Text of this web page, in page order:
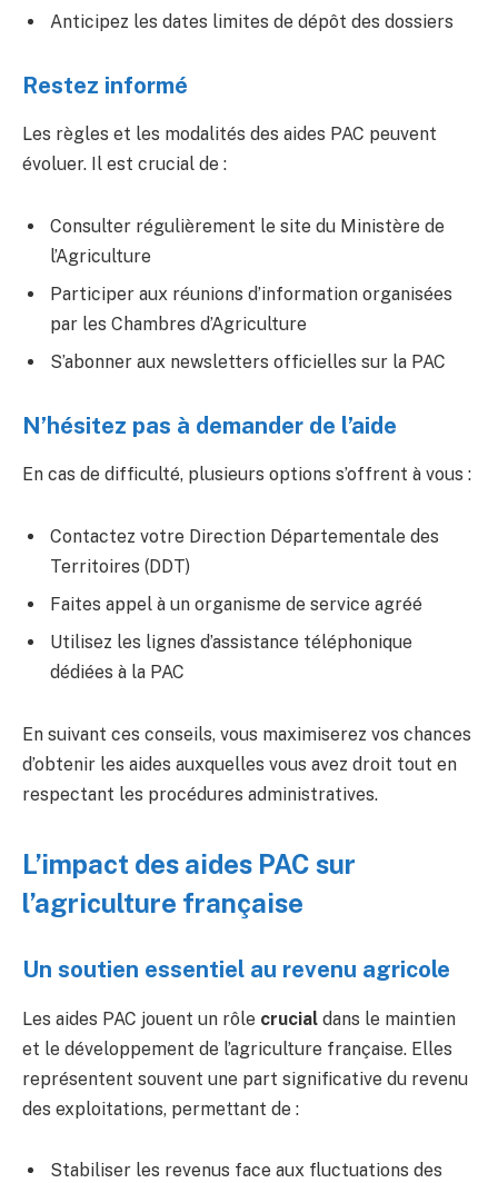
Anticipez les dates limites de dépôt des dossiers
Restez informé
Les règles et les modalités des aides PAC peuvent
évoluer. Il est crucial de :
Consulter régulièrement le site du Ministère de
l’Agriculture
Participer aux réunions d’information organisées
par les Chambres d’Agriculture
S’abonner aux newsletters officielles sur la PAC
N’hésitez pas à demander de l’aide
En cas de difficulté, plusieurs options s’offrent à vous :
Contactez votre Direction Départementale des
Territoires (DDT)
Faites appel à un organisme de service agréé
Utilisez les lignes d’assistance téléphonique
dédiées à la PAC
En suivant ces conseils, vous maximiserez vos chances
d’obtenir les aides auxquelles vous avez droit tout en
respectant les procédures administratives.
L’impact des aides PAC sur
l’agriculture française
Un soutien essentiel au revenu agricole
Les aides PAC jouent un rôle crucial dans le maintien
et le développement de l’agriculture française. Elles
représentent souvent une part significative du revenu
des exploitations, permettant de :
Stabiliser les revenus face aux fluctuations des